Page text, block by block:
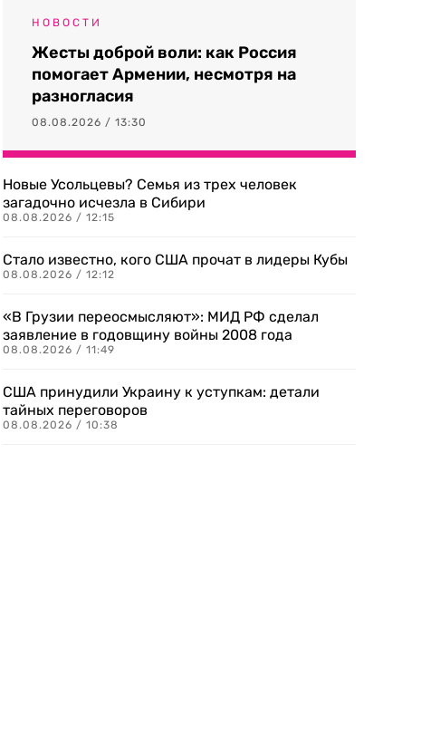
НОВОСТИ
Жесты доброй воли: как Россия
помогает Армении, несмотря на
разногласия
08.08.2026 / 13:30
Новые Усольцевы? Семья из трех человек
загадочно исчезла в Сибири
08.08.2026 / 12:15
Стало известно, кого США прочат в лидеры Кубы
08.08.2026 / 12:12
«В Грузии переосмысляют»: МИД РФ сделал
заявление в годовщину войны 2008 года
08.08.2026 / 11:49
США принудили Украину к уступкам: детали
тайных переговоров
08.08.2026 / 10:38